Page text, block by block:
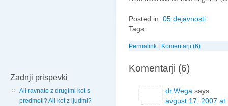
Zadnji prispevki
Ali ravnate z drugimi kot s
predmeti? Ali kot z ljudmi?
Posted in: 05 dejavnosti
Tags:
Permalink Komentarji (6)
Komentarji (6)
dr.Wega says:
avgust 17, 2007 at